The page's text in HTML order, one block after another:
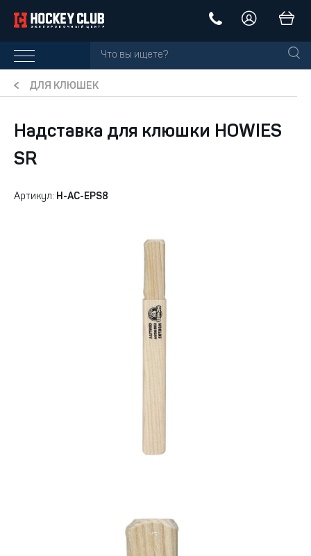
ДЛЯ КЛЮШЕК
Надставка для клюшки HOWIES
SR
Артикул: H-AC-EPS8